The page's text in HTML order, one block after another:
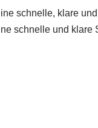
schnelle, klare
schnelle und klare